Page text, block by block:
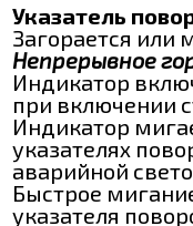
Указатель
Загорается или
Непрерывное
Индикатор
при включении
Индикатор
указателях
аварийной
Быстрое
указателя